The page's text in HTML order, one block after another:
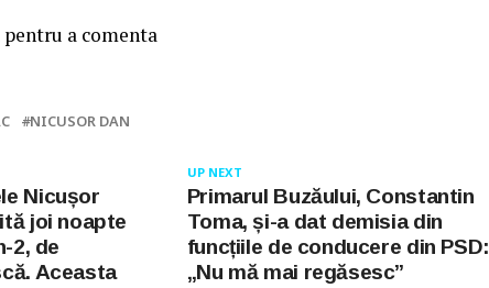
a comenta
NICUSOR DAN
UP NEXT
Primarul Buzăului, Constantin
Toma, și-a dat demisia din
funcțiile de conducere din PSD:
„Nu mă mai regăsesc”
Nicușor
joi noapte
2, de
Aceasta